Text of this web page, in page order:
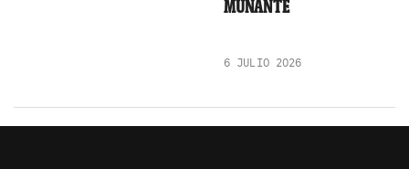
MUÑANTE
6 JULIO 2026